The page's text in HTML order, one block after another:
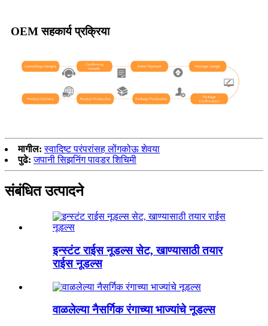
OEM सहकार्य प्रक्रिया
मागील: स्वादिष्ट परंपरांसह लोंगकोऊ शेवया
पुढे: जपानी सिझनिंग पावडर शिचिमी
संबंधित उत्पादने
इन्स्टंट राईस नूडल्स सेट, खाण्यासाठी तयार
राईस नूडल्स
वाळलेल्या नैसर्गिक रंगाच्या भाज्यांचे नूडल्स